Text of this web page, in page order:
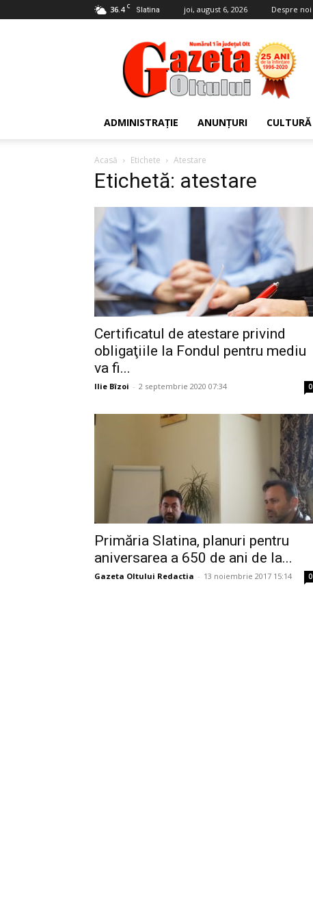
36.4 C Slatina joi, august 6, 2026 Despre noi
Gazeta
Oltului
ADMINISTRAȚIE ANUNȚURI CULTURĂ
Acasă Etichete Atestare
Etichetă: atestare
Certificatul de atestare privind
obligaţiile la Fondul pentru mediu
va fi...
Ilie Bîzoi - 2 septembrie 2020 07:34 0
Primăria Slatina, planuri pentru
aniversarea a 650 de ani de la...
Gazeta Oltului Redactia - 13 noiembrie 2017 15:14 0